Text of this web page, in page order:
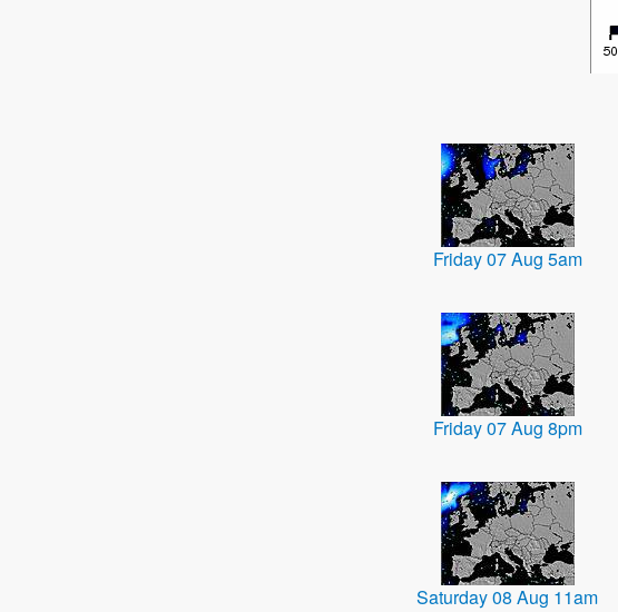
Friday 07 Aug 5am
Friday 07 Aug 8pm
Saturday 08 Aug 11am